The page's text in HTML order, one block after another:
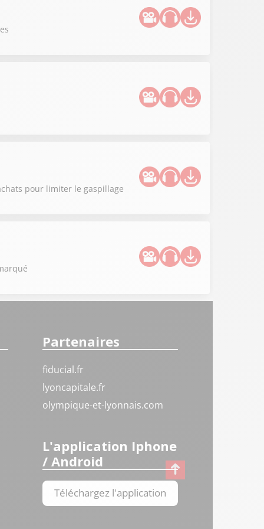
pour limiter le gaspillage
Partenaires
fiducial.fr
lyoncapitale.fr
olympique-et-lyonnais.com
L'application Iphone
/ Android
Téléchargez l'application